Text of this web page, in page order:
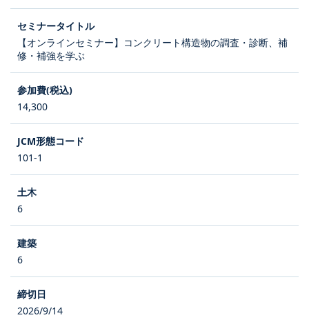
【オンラインセミナー】コンクリート構造物の調査・診断、補
修・補強を学ぶ
14,300
101-1
6
6
2026/9/14